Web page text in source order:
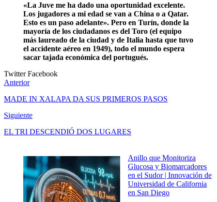
«La Juve me ha dado una oportunidad excelente.
Los jugadores a mi edad se van a China o a Qatar.
Esto es un paso adelante». Pero en Turín, donde la
mayoría de los ciudadanos es del Toro (el equipo
más laureado de la ciudad y de Italia hasta que tuvo
el accidente aéreo en 1949), todo el mundo espera
sacar tajada económica del portugués.
TwitterFacebook
Anterior
MADE IN XALAPA DA SUS PRIMEROS PASOS
Siguiente
EL TRI DESCENDIÓ DOS LUGARES
Anillo que Monitoriza
Glucosa y Biomarcadores
en el Sudor | Innovación de
Universidad de California
en San Diego